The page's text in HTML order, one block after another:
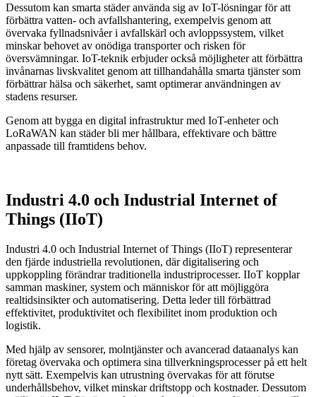
Dessutom kan smarta städer använda sig av IoT-lösningar för att
förbättra vatten- och avfallshantering, exempelvis genom att
övervaka fyllnadsnivåer i avfallskärl och avloppssystem, vilket
minskar behovet av onödiga transporter och risken för
översvämningar. IoT-teknik erbjuder också möjligheter att förbättra
invånarnas livskvalitet genom att tillhandahålla smarta tjänster som
förbättrar hälsa och säkerhet, samt optimerar användningen av
stadens resurser.
Genom att bygga en digital infrastruktur med IoT-enheter och
LoRaWAN kan städer bli mer hållbara, effektivare och bättre
anpassade till framtidens behov.
Industri 4.0 och Industrial Internet of
Things (IIoT)
Industri 4.0 och Industrial Internet of Things (IIoT) representerar
den fjärde industriella revolutionen, där digitalisering och
uppkoppling förändrar traditionella industriprocesser. IIoT kopplar
samman maskiner, system och människor för att möjliggöra
realtidsinsikter och automatisering. Detta leder till förbättrad
effektivitet, produktivitet och flexibilitet inom produktion och
logistik.
Med hjälp av sensorer, molntjänster och avancerad dataanalys kan
företag övervaka och optimera sina tillverkningsprocesser på ett helt
nytt sätt. Exempelvis kan utrustning övervakas för att förutse
underhållsbehov, vilket minskar driftstopp och kostnader. Dessutom